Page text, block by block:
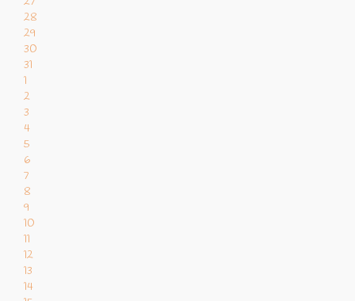
28
29
30
31
1
2
3
4
5
6
7
8
9
10
11
12
13
14